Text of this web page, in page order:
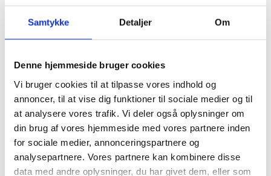
Samtykke Detaljer Om
Denne hjemmeside bruger cookies
Vi bruger cookies til at tilpasse vores indhold og
annoncer, til at vise dig funktioner til sociale medier og til
at analysere vores trafik. Vi deler også oplysninger om
din brug af vores hjemmeside med vores partnere inden
for sociale medier, annonceringspartnere og
analysepartnere. Vores partnere kan kombinere disse
data med andre oplysninger, du har givet dem, eller som
Forside - Cremer & Wellness - Neglelakker -
Sculpture, Gemini neglelak, Farve 172, 14 ml.